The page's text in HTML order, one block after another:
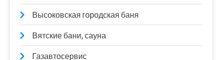
Высоковская городская баня
Вятские бани, сауна
Газавтосервис